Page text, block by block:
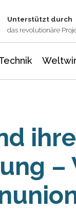
Unterstützt durch
das revolutionäre
ihre
–